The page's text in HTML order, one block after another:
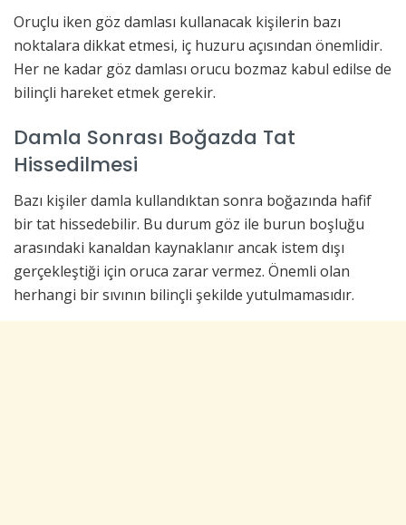
Oruçlu iken göz damlası kullanacak kişilerin bazı
noktalara dikkat etmesi, iç huzuru açısından önemlidir.
Her ne kadar göz damlası orucu bozmaz kabul edilse de
bilinçli hareket etmek gerekir.
Damla Sonrası Boğazda Tat
Hissedilmesi
Bazı kişiler damla kullandıktan sonra boğazında hafif
bir tat hissedebilir. Bu durum göz ile burun boşluğu
arasındaki kanaldan kaynaklanır ancak istem dışı
gerçekleştiği için oruca zarar vermez. Önemli olan
herhangi bir sıvının bilinçli şekilde yutulmamasıdır.